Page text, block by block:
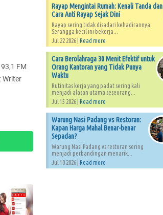
FM
Writer
Rayap Mengintai Rumah: Kenali Tanda dan
Cara Anti Rayap Sejak Dini
Rayap sering tidak disadari kehadirannya.
Serangga kecil ini bekerja...
Jul 22 2026 | Read more
Cara Berolahraga 30 Menit Efektif untuk
Orang Kantoran yang Tidak Punya
Waktu
Rutinitas kerja yang padat sering kali
menjadi alasan utama seseorang...
Jul 15 2026 | Read more
Warung Nasi Padang vs Restoran:
Kapan Harga Mahal Benar-benar
Sepadan?
Warung Nasi Padang vs restoran sering
menjadi perbandingan menarik...
Jul 10 2026 | Read more